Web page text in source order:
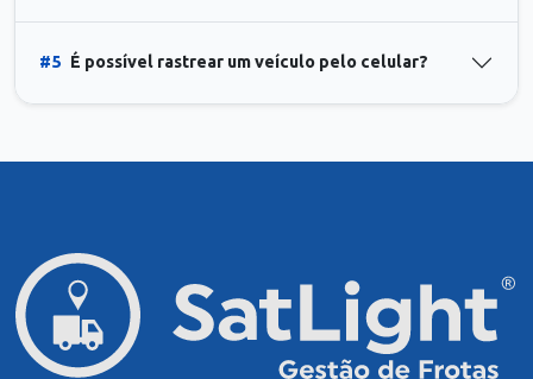
#5 É possível rastrear um veículo pelo celular?